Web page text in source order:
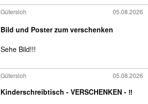
Gütersloh 05.08.2026
Bild und Poster zum verschenken
Sehe Bild!!!
Gütersloh 05.08.2026
Kinderschreibtisch - VERSCHENKEN - ‼️